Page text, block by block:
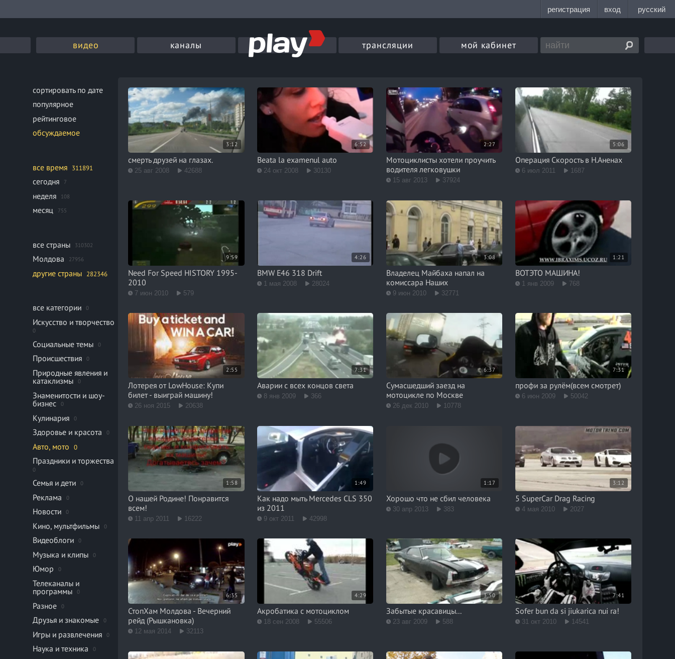
видео каналы трансляции мой кабинет
сортировать по дате
популярное
рейтинговое
обсуждаемое
все время 311891
сегодня 7
неделя 108
месяц 755
все страны 310302
Молдова 27956
другие страны 282346
все категории 0
Искусство и творчество
0
Социальные темы 0
Происшествия 0
Природные явления и
катаклизмы
0
Знаменитости и шоу-
бизнес
0
Кулинария 0
Здоровье и красота 0
Авто, мото 0
Праздники и торжества
0
Семья и дети 0
Реклама 0
Новости 0
Кино, мультфильмы 0
Видеоблоги 0
Музыка и клипы 0
Юмор 0
Телеканалы и
программы
0
Разное 0
Друзья и знакомые 0
Игры и развлечения 0
Наука и техника 0
3:12
смерть друзей на глазах.
25 авг 2008 42688
6:52
Beata la examenul auto
24 окт 2008 30130
2:27
Мотоциклисты хотели проучить
водителя легковушки
15 авг 2013 37924
5:06
Операция Скорость в Н.Аненах
6 июл 2011 1687
9:59
Need For Speed HISTORY 1995-
2010
7 июн 2010 579
4:26
BMW E46 318 Drift
1 мая 2008 28024
3:08
Владелец Майбаха напал на
комиссара Наших
9 июн 2010 32771
1:21
ВОТЭТО МАШИНА!
1 янв 2009 768
2:55
Лотерея от LowHouse: Купи
билет - выиграй машину!
26 ноя 2015 20638
7:31
Аварии с всех концов света
8 янв 2009 366
6:37
Сумасшедший заезд на
мотоцикле по Москве
26 дек 2010 10778
7:31
профи за рулём(всем смотрет)
6 июн 2009 50042
1:58
О нашей Родине! Понравится
всем!
11 апр 2011 16222
1:49
Как надо мыть Mercedes CLS 350
из 2011
9 окт 2011 42998
1:17
Хорошо что не сбил человека
30 апр 2013 383
3:12
5 SuperCar Drag Racing
4 мая 2010 2027
6:35
СтопХам Молдова - Вечерний
рейд (Рышкановка)
12 мая 2014 32113
4:29
Акробатика с мотоциклом
18 сен 2008 55506
3:50
Забытые красавицы...
23 авг 2009 588
7:41
Sofer bun da si jiukarica nui ra!
31 окт 2010 14541